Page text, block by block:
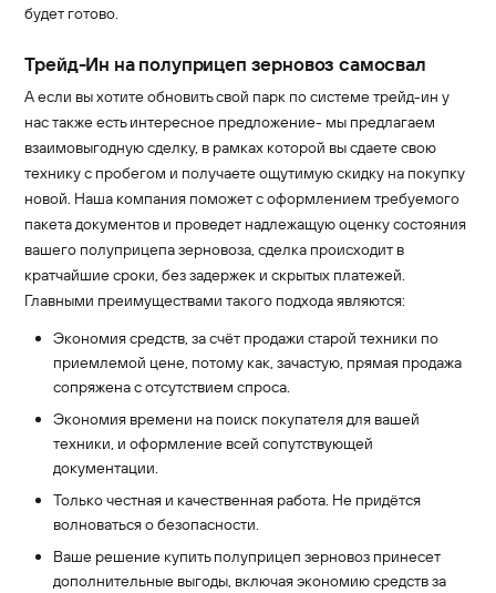
будет готово.
Трейд-Ин на полуприцеп зерновоз самосвал
А если вы хотите обновить свой парк по системе трейд-ин у
нас также есть интересное предложение- мы предлагаем
взаимовыгодную сделку, в рамках которой вы сдаете свою
технику с пробегом и получаете ощутимую скидку на покупку
новой. Наша компания поможет с оформлением требуемого
пакета документов и проведет надлежащую оценку состояния
вашего полуприцепа зерновоза, сделка происходит в
кратчайшие сроки, без задержек и скрытых платежей.
Главными преимуществами такого подхода являются:
Экономия средств, за счёт продажи старой техники по
приемлемой цене, потому как, зачастую, прямая продажа
сопряжена с отсутствием спроса.
Экономия времени на поиск покупателя для вашей
техники, и оформление всей сопутствующей
документации.
Только честная и качественная работа. Не придётся
волноваться о безопасности.
Ваше решение купить полуприцеп зерновоз принесет
дополнительные выгоды, включая экономию средств за